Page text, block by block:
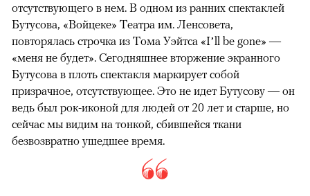
отсутствующего в нем. В одном из ранних спектаклей
Бутусова, «Войцеке» Театра им. Ленсовета,
повторялась строчка из Тома Уэйтса «I’ll be gone» —
«меня не будет». Сегодняшнее вторжение экранного
Бутусова в плоть спектакля маркирует собой
призрачное, отсутствующее. Это не идет Бутусову — он
ведь был рок-иконой для людей от 20 лет и старше, но
сейчас мы видим на тонкой, сбившейся ткани
безвозвратно ушедшее время.